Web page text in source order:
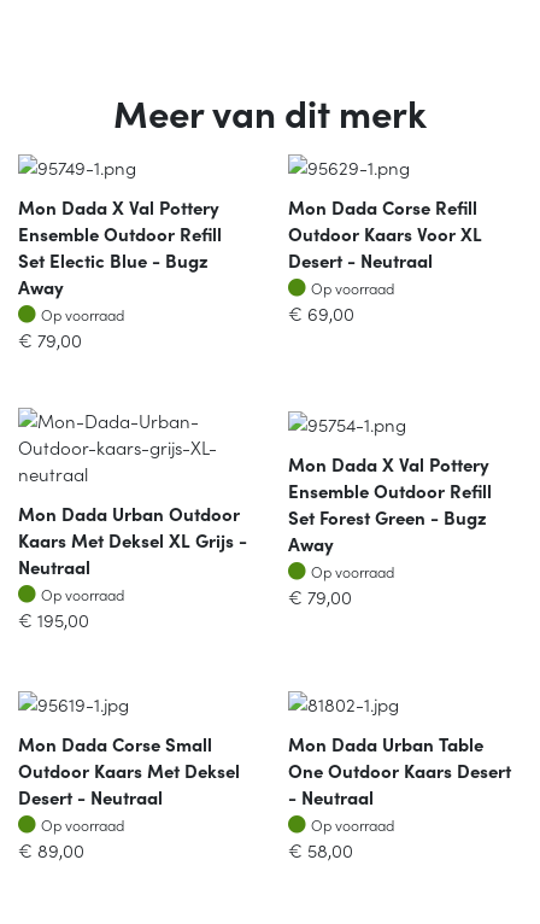
Meer van dit merk
Mon Dada X Val Pottery
Ensemble Outdoor Refill
Set Electic Blue - Bugz
Away
Op voorraad
Op voorraad
€ 79,00
Mon Dada Corse Refill
Outdoor Kaars Voor XL
Desert - Neutraal
Op voorraad
Op voorraad
€ 69,00
Mon Dada Urban Outdoor
Kaars Met Deksel XL Grijs -
Neutraal
Op voorraad
Op voorraad
€ 195,00
Mon Dada X Val Pottery
Ensemble Outdoor Refill
Set Forest Green - Bugz
Away
Op voorraad
Op voorraad
€ 79,00
Mon Dada Corse Small
Outdoor Kaars Met Deksel
Desert - Neutraal
Op voorraad
Op voorraad
€ 89,00
Mon Dada Urban Table
One Outdoor Kaars Desert
- Neutraal
Op voorraad
Op voorraad
€ 58,00